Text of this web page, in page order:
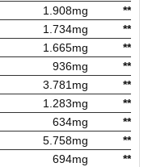
1.908mg
**
1.734mg
**
1.665mg
**
936mg
**
3.781mg
**
1.283mg
**
634mg
**
5.758mg
**
694mg
**